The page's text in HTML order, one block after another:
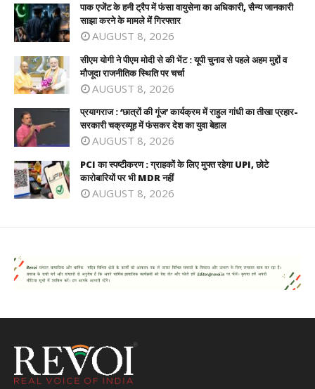
पाक एजेंट के हनी ट्रैप में फंसा वायुसेना का अधिकारी, सैन्य जानकारी
साझा करने के मामले में गिरफ्तार
AUGUST 8, 2026
सीएम योगी ने पीएम मोदी से की भेंट : यूपी चुनाव से पहले अहम मुद्दों व
मौजूदा राजनीतिक स्थिति पर चर्चा
AUGUST 8, 2026
प्रयागराज : ‘छात्रों की गूंज’ कार्यक्रम में राहुल गांधी का तीखा प्रहार-
सरकारी चक्रव्यूह में फंसकर देश का युवा बेहाल
AUGUST 8, 2026
PCI का स्पष्टीकरण : ग्राहकों के लिए मुफ्त रहेगा UPI, छोटे
कारोबारियों पर भी MDR नहीं
AUGUST 8, 2026